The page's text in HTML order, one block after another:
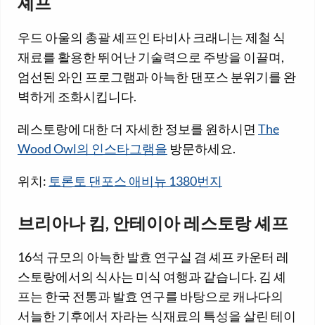
우드 아울의 총괄 셰프인 타비사 크래니는 제철 식
재료를 활용한 뛰어난 기술력으로 주방을 이끌며,
엄선된 와인 프로그램과 아늑한 댄포스 분위기를 완
벽하게 조화시킵니다.
레스토랑에 대한 더 자세한 정보를 원하시면 The
Wood Owl의 인스타그램을 방문하세요.
위치: 토론토 댄포스 애비뉴 1380번지
브리아나 킴, 안테이아 레스토랑 셰프
16석 규모의 아늑한 발효 연구실 겸 셰프 카운터 레
스토랑에서의 식사는 미식 여행과 같습니다. 김 셰
프는 한국 전통과 발효 연구를 바탕으로 캐나다의
서늘한 기후에서 자라는 식재료의 특성을 살린 테이